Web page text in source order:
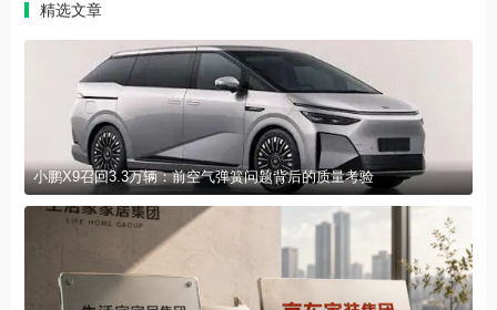
精选文章
小鹏X9召回3.3万辆：前空气弹簧问题背后的质量考验